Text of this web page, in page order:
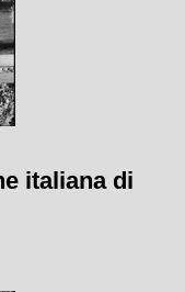
italiana di